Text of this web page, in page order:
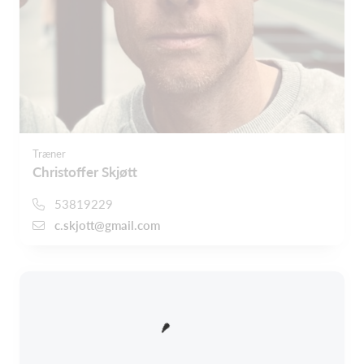
Træner
Christoffer Skjøtt
53819229
c.skjott@gmail.com